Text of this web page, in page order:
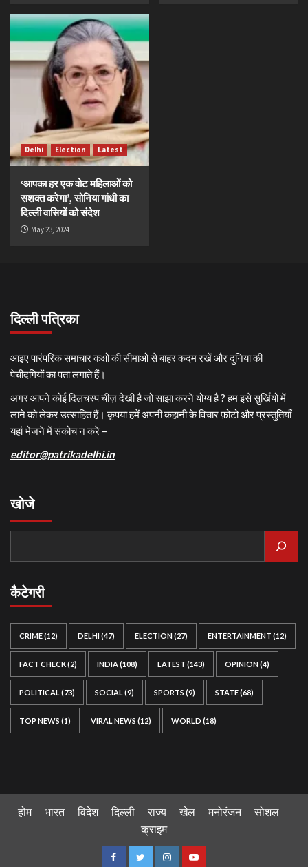
Delhi Election Latest
‘आपका हर एक वोट महिलाओं को
सशक्त करेगा’, सोनिया गांधी का
दिल्ली वासियों को संदेश
May 23, 2024
दिल्ली पत्रिका
आइए पारंपरिक समाचार कक्षों की सीमाओं से बाहर कदम रखें और दुनिया की
पेचीदगियों का पता लगाते हैं।
अगर आपने कोई दिलचस्प चीज़ देखी है जो साझा करने योग्य है ? हम इसे सुर्खियों में
लाने को लेकर उत्साहित हैं। कृपया हमें अपनी कहानी के विचार फ़ोटो और प्रस्तुतियाँ
यहां भेजने में संकोच न करे –
editor@patrikadelhi.in
खोजे
कैटेगरी
CRIME(12) DELHI(47) ELECTION(27) ENTERTAINMENT (12)
FACT CHECK(2) INDIA(108) LATEST (143) OPINION(4)
POLITICAL (73) SOCIAL (9) SPORTS (9) STATE(68)
TOP NEWS (1) VIRAL NEWS (12) WORLD (18)
होम भारत विदेश दिल्ली राज्य खेल मनोरंजन
सोशल
क्राइम